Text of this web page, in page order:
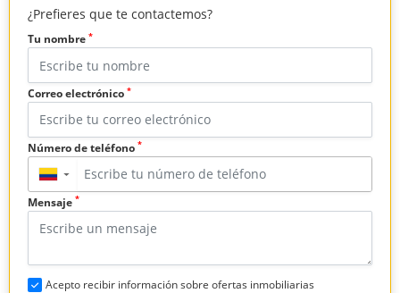
¿Prefieres que te contactemos?
Tu nombre *
Correo electrónico *
Número de teléfono *
▼
Mensaje *
Acepto recibir información sobre ofertas inmobiliarias